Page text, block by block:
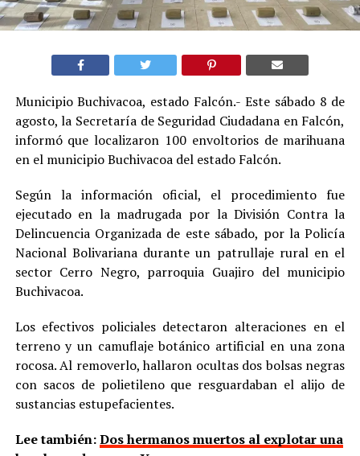
Municipio Buchivacoa, estado Falcón.- Este sábado 8 de
agosto, la Secretaría de Seguridad Ciudadana en Falcón,
informó que localizaron 100 envoltorios de marihuana
en el municipio Buchivacoa del estado Falcón.
Según la información oficial, el procedimiento fue
ejecutado en la madrugada por la División Contra la
Delincuencia Organizada de este sábado, por la Policía
Nacional Bolivariana durante un patrullaje rural en el
sector Cerro Negro, parroquia Guajiro del municipio
Buchivacoa.
Los efectivos policiales detectaron alteraciones en el
terreno y un camuflaje botánico artificial en una zona
rocosa. Al removerlo, hallaron ocultas dos bolsas negras
con sacos de polietileno que resguardaban el alijo de
sustancias estupefacientes.
Lee también:Dos hermanos muertos al explotar una